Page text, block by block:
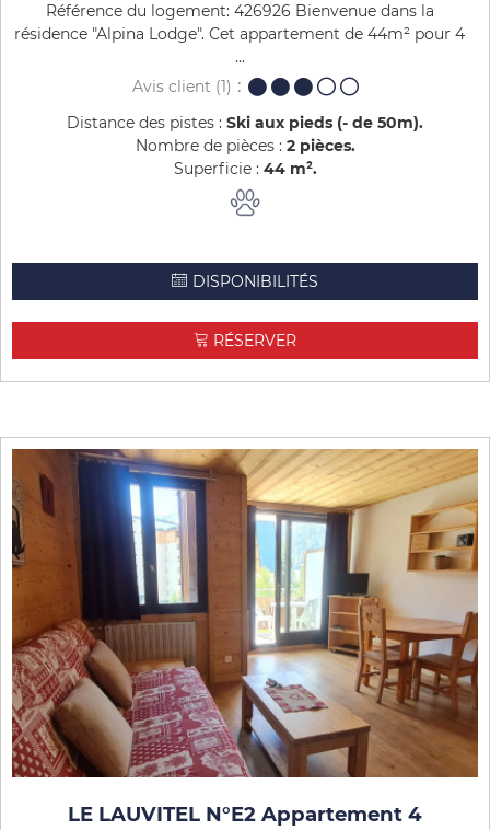
Référence du logement: 426926 Bienvenue dans la
résidence "Alpina Lodge". Cet appartement de 44m² pour 4
...
Avis client (1)
Distance des pistes : Ski aux pieds (- de 50m)
Nombre de pièces : 2 pièces
Superficie : 44 m²
DISPONIBILITÉS
RÉSERVER
LE LAUVITEL N°E2 Appartement 4